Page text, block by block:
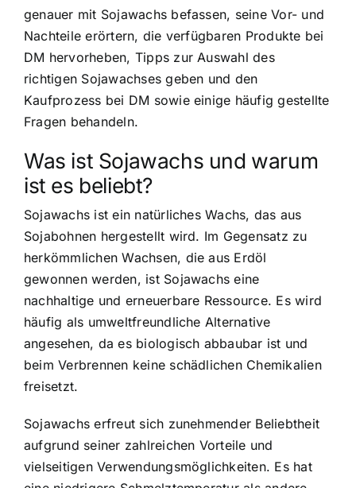
genauer mit Sojawachs befassen, seine Vor- und
Nachteile erörtern, die verfügbaren Produkte bei
DM hervorheben, Tipps zur Auswahl des
richtigen Sojawachses geben und den
Kaufprozess bei DM sowie einige häufig gestellte
Fragen behandeln.
Was ist Sojawachs und warum
ist es beliebt?
Sojawachs ist ein natürliches Wachs, das aus
Sojabohnen hergestellt wird. Im Gegensatz zu
herkömmlichen Wachsen, die aus Erdöl
gewonnen werden, ist Sojawachs eine
nachhaltige und erneuerbare Ressource. Es wird
häufig als umweltfreundliche Alternative
angesehen, da es biologisch abbaubar ist und
beim Verbrennen keine schädlichen Chemikalien
freisetzt.
Sojawachs erfreut sich zunehmender Beliebtheit
aufgrund seiner zahlreichen Vorteile und
vielseitigen Verwendungsmöglichkeiten. Es hat